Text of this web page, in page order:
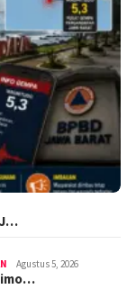
J…
Agustus 5, 2026